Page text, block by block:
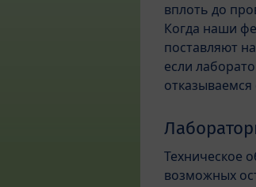
вплоть до
Когда наши
поставляют
если
Техническое
возможных